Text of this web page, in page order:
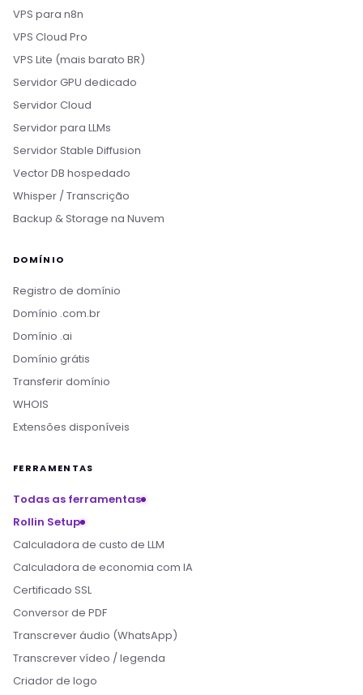
VPS para n8n
VPS Cloud Pro
VPS Lite (mais barato BR)
Servidor GPU dedicado
Servidor Cloud
Servidor para LLMs
Servidor Stable Diffusion
Vector DB hospedado
Whisper / Transcrição
Backup & Storage na Nuvem
DOMÍNIO
Registro de domínio
Domínio .com.br
Domínio .ai
Domínio grátis
Transferir domínio
WHOIS
Extensões disponíveis
FERRAMENTAS
Todas as ferramentas
Rollin Setup
Calculadora de custo de LLM
Calculadora de economia com IA
Certificado SSL
Conversor de PDF
Transcrever áudio (WhatsApp)
Transcrever vídeo / legenda
Criador de logo